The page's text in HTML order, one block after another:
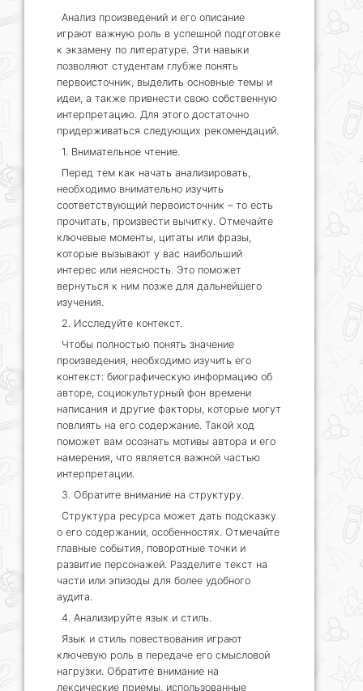
Анализ произведений и его описание
играют важную роль в успешной подготовке
к экзамену по литературе. Эти навыки
позволяют студентам глубже понять
первоисточник, выделить основные темы и
идеи, а также привнести свою собственную
интерпретацию. Для этого достаточно
придерживаться следующих рекомендаций.
1. Внимательное чтение.
Перед тем как начать анализировать,
необходимо внимательно изучить
соответствующий первоисточник – то есть
прочитать, произвести вычитку. Отмечайте
ключевые моменты, цитаты или фразы,
которые вызывают у вас наибольший
интерес или неясность. Это поможет
вернуться к ним позже для дальнейшего
изучения.
2. Исследуйте контекст.
Чтобы полностью понять значение
произведения, необходимо изучить его
контекст: биографическую информацию об
авторе, социокультурный фон времени
написания и другие факторы, которые могут
повлиять на его содержание. Такой ход
поможет вам осознать мотивы автора и его
намерения, что является важной частью
интерпретации.
3. Обратите внимание на структуру.
Структура ресурса может дать подсказку
о его содержании, особенностях. Отмечайте
главные события, поворотные точки и
развитие персонажей. Разделите текст на
части или эпизоды для более удобного
аудита.
4. Анализируйте язык и стиль.
Язык и стиль повествования играют
ключевую роль в передаче его смысловой
нагрузки. Обратите внимание на
лексические приемы, использованные